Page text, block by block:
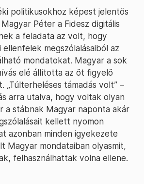
politikusokhoz képest jelentős
Péter a Fidesz digitális
a feladata az volt, hogy
ellenfelek megszólalásaiból az
mondatokat. Magyar a sok
elé állította az őt figyelő
„Túlterheléses támadás volt” –
arra utalva, hogy voltak olyan
a stábnak Magyar naponta akár
kellett nyomon
azonban minden igyekezete
Magyar mondataiban olyasmit,
felhasználhattak volna ellene.